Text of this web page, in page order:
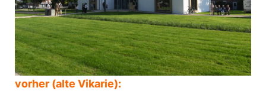
vorher (alte Vikarie):